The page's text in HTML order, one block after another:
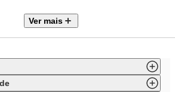
5.3: Imagine uma torre de som com
e, ainda, com menor consumo de energia para
ouvir suas músicas preferidas? A Aiwa oferece
Ver mais